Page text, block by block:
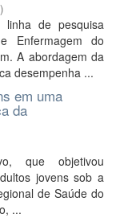
)
linha de pesquisa
Enfermagem do
A abordagem da
desempenha ...
em uma
da
que objetivou
jovens sob a
de Saúde do
...